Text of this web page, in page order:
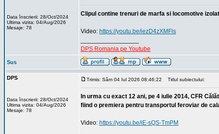
Data înscrierii: 28/Oct/2024
Ultima vizita: 04/Aug/2026
Mesaje: 78
Clipul contine trenuri de marfa si locomotive
Video: https://youtu.be/iezD4zXMFls
DPS Romania pe Youtube
Sus
DPS
Data înscrierii: 28/Oct/2024
Ultima vizita: 04/Aug/2026
Mesaje: 78
Trimis: Sâm 04 Iul 2026 08:46:22 Titlul subiectului:
In urma cu exact 12 ani, pe 4 iulie 2014, CFR
fiind o premiera pentru transportul feroviar de
Video: https://youtu.be/iE-sQS-TmPM